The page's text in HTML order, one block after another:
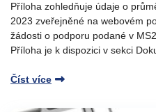
Příloha zohledňuje údaje o
2023 zveřejněné na webovém
žádosti o podporu podané v
Příloha je k dispozici v sekci
Číst více